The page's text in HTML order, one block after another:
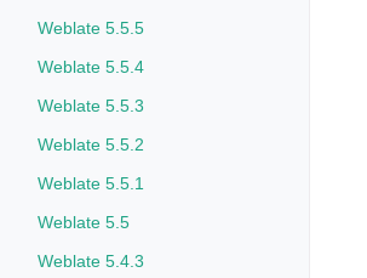
Weblate 5.5.5
Weblate 5.5.4
Weblate 5.5.3
Weblate 5.5.2
Weblate 5.5.1
Weblate 5.5
Weblate 5.4.3